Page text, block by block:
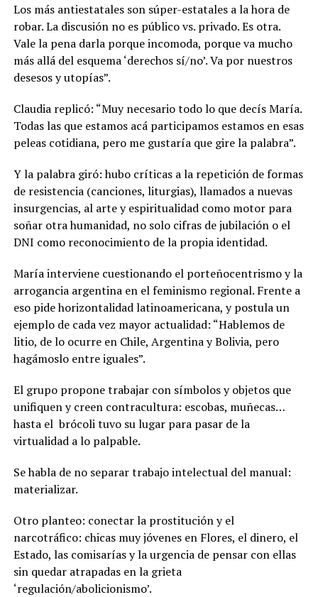
Los más antiestatales son súper-estatales a la hora de
robar. La discusión no es público vs. privado. Es otra.
Vale la pena darla porque incomoda, porque va mucho
más allá del esquema ‘derechos sí/no’. Va por nuestros
desesos y utopías”.
Claudia replicó: “Muy necesario todo lo que decís María.
Todas las que estamos acá participamos estamos en esas
peleas cotidiana, pero me gustaría que gire la palabra”.
Y la palabra giró: hubo críticas a la repetición de formas
de resistencia (canciones, liturgias), llamados a nuevas
insurgencias, al arte y espiritualidad como motor para
soñar otra humanidad, no solo cifras de jubilación o el
DNI como reconocimiento de la propia identidad.
María interviene cuestionando el porteñocentrismo y la
arrogancia argentina en el feminismo regional. Frente a
eso pide horizontalidad latinoamericana, y postula un
ejemplo de cada vez mayor actualidad: “Hablemos de
litio, de lo ocurre en Chile, Argentina y Bolivia, pero
hagámoslo entre iguales”.
El grupo propone trabajar con símbolos y objetos que
unifiquen y creen contracultura: escobas, muñecas…
hasta el brócoli tuvo su lugar para pasar de la
virtualidad a lo palpable.
Se habla de no separar trabajo intelectual del manual:
materializar.
Otro planteo: conectar la prostitución y el
narcotráfico: chicas muy jóvenes en Flores, el dinero, el
Estado, las comisarías y la urgencia de pensar con ellas
sin quedar atrapadas en la grieta
‘regulación/abolicionismo’.